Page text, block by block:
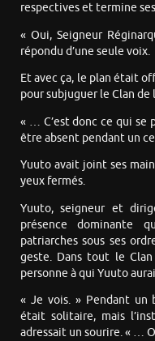
respectives et termine
« Oui, Seigneur
répondu d’une seule voix.
Et avec ça, le plan était
pour subjuguer le Clan
« … C’est donc ce qui se
être absent pendant un
Yuuto avait joint ses
yeux fermés.
Yuuto, seigneur et
présence dominante
patriarches sous ses
geste. Dans tout le Clan
personne à qui Yuuto
« Je vois. » Pendant un
était solitaire, mais
adressait un sourire. « …